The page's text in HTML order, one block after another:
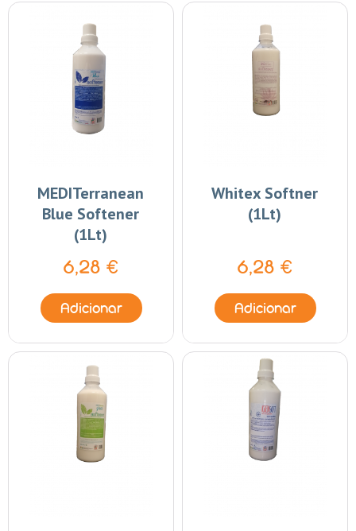
MEDITerranean
Blue Softener
(1Lt)
6,28 €
Adicionar
Whitex Softner
(1Lt)
6,28 €
Adicionar